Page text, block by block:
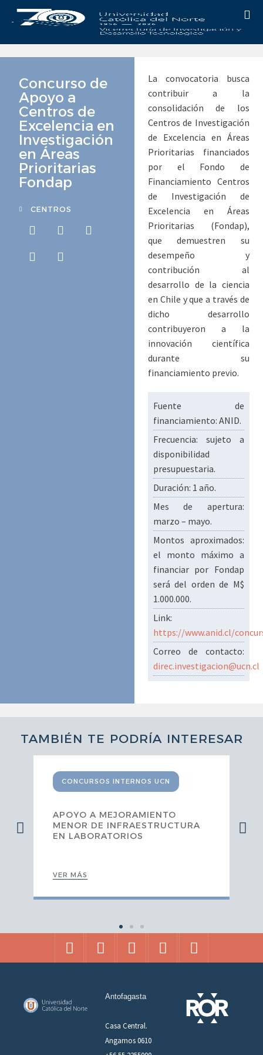
Concurso de
Apoyo a
Centros de
Excelencia en
Investigación
en Áreas
Prioritarias
Fondap
CENTROS
La convocatoria busca
contribuir a la
consolidación de los
Centros de Investigación
de Excelencia en Áreas
Prioritarias financiados
por el Fondo de
Financiamiento Centros
de Investigación de
Excelencia en Áreas
Prioritarias (Fondap),
que demuestren su
desempeño y
contribución al
desarrollo de la ciencia
en Chile y que a través de
dicho desarrollo
contribuyeron a la
innovación científica
durante su
financiamiento previo.
Fuente de
financiamiento: ANID.
Frecuencia: sujeto a
disponibilidad
presupuestaria.
Duración: 1 año.
Mes de apertura:
marzo – mayo.
Montos aproximados:
el monto máximo a
financiar por Fondap
será del orden de M$
1.000.000.
Link:
https://www.anid.cl/
Correo de contacto:
direc.investigacion@ucn.cl
TAMBIÉN TE PODRÍA INTERESAR
CONCURSOS INTERNOS UCN
APOYO A MEJORAMIENTO
MENOR DE INFRAESTRUCTURA
EN LABORATORIOS
VER MÁS
Antofagasta
Casa Central.
Angamos 0610